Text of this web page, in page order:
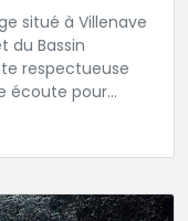
situé à Villenave
du Bassin
respectueuse
écoute pour